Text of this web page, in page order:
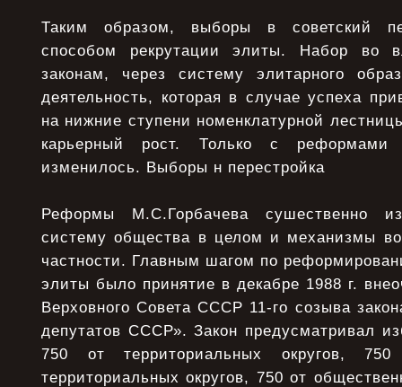
Таким образом, выборы в советский
способом рекрутации элиты. Набор во
законам, через систему элитарного
деятельность, которая в случае успеха
на нижние ступени номенклатурной
карьерный рост. Только с реформами
изменилось. Выборы н перестройка
Реформы М.С.Горбачева сушественно
систему общества в целом и механизмы
частности. Главным шагом по
элиты было принятие в декабре 1988 г.
Верховного Совета СССР 11-го созыва
депутатов СССР». Закон предусматривал
750 от территориальных округов,
территориальных округов, 750 от